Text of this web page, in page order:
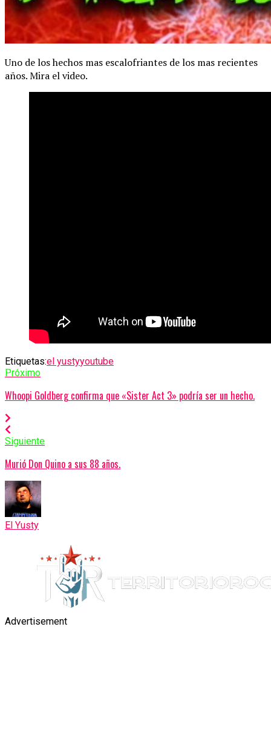
Uno de los hechos mas escalofriantes de los mas recientes
años. Mira el video.
Etiquetas:el yustyyoutube
Próximo
Whoopi Goldberg confirma que «Sister Act 3» podría ser un hecho.
Siguiente
Murió Don Quino a sus 88 años.
El Yusty
Advertisement